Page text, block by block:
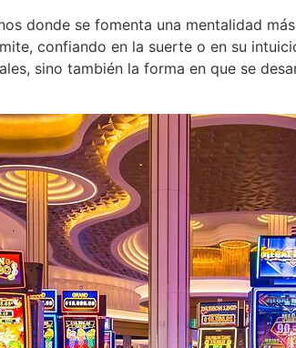
donde se fomenta una mentalidad
confiando en la suerte o en su
sino también la forma en que se